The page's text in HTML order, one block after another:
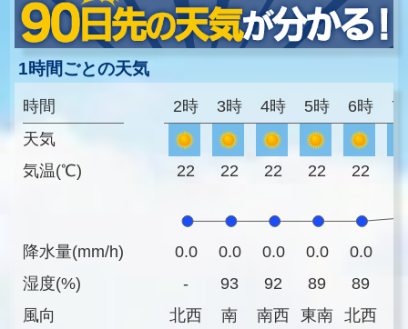
1時間ごとの天気
時間
天気
気温(℃)
降水量(mm/h)
湿度(%)
風向
2時 3時 4時 5時 6時 7
22 22 22 22 22
0.0 0.0 0.0 0.0 0.0
-
93 92 89 89
北西
南 南西 東南 北西